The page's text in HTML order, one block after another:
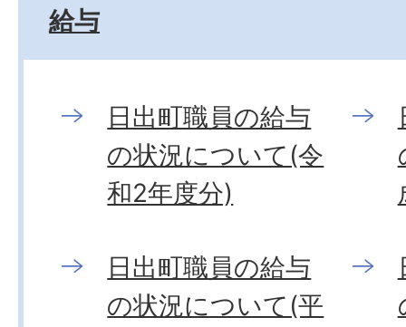
給与
日出町職員の給与
の状況について(令
和2年度分)
日出町職員の給与
の状況について(平